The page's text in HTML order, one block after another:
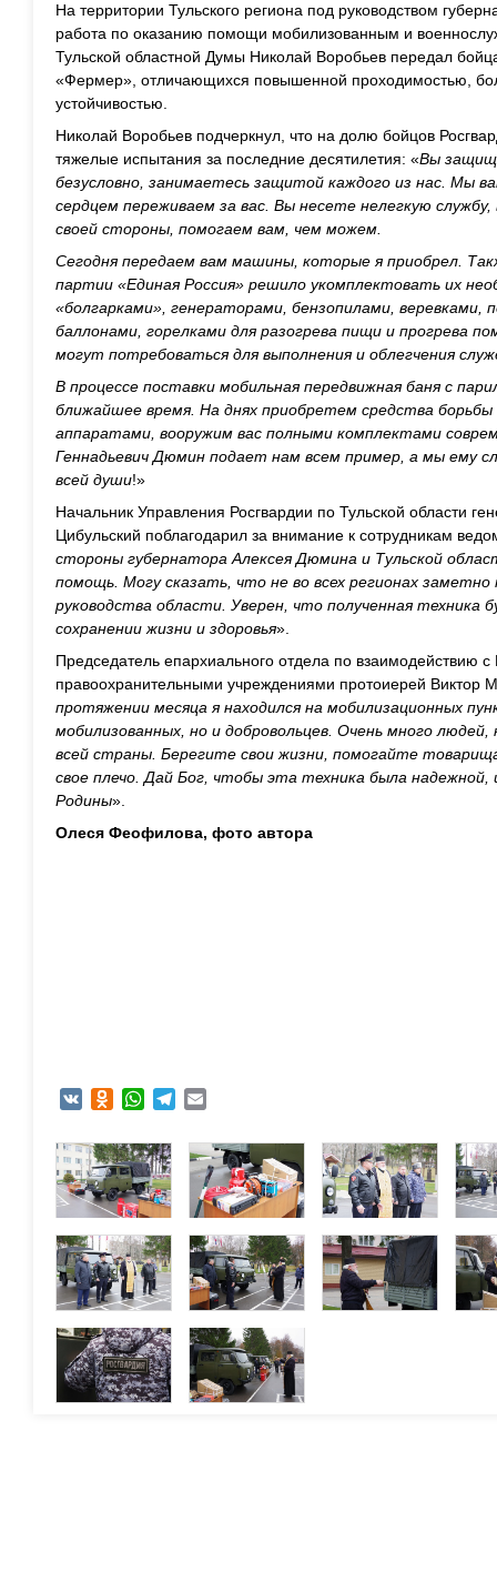
На территории Тульского региона под руководством
работа по оказанию помощи мобилизованным и
Тульской областной Думы Николай Воробьев передал
«Фермер», отличающихся повышенной проходимостью,
устойчивостью.
Николай Воробьев подчеркнул, что на долю бойцов
тяжелые испытания за последние десятилетия: «Вы
безусловно, занимаетесь защитой каждого из нас. Мы
сердцем переживаем за вас. Вы несете нелегкую
своей стороны, помогаем вам, чем можем.
Сегодня передаем вам машины, которые я приобрел.
партии «Единая Россия» решило укомплектовать их
«болгарками», генераторами, бензопилами, веревками,
баллонами, горелками для разогрева пищи и прогрева
могут потребоваться для выполнения и облегчения
В процессе поставки мобильная передвижная баня с
ближайшее время. На днях приобретем средства
аппаратами, вооружим вас полными комплектами
Геннадьевич Дюмин подает нам всем пример, а мы ему
всей души!»
Начальник Управления Росгвардии по Тульской области
Цибульский поблагодарил за внимание к сотрудникам
стороны губернатора Алексея Дюмина и Тульской
помощь. Могу сказать, что не во всех регионах
руководства области. Уверен, что полученная техника
сохранении жизни и здоровья».
Председатель епархиального отдела по взаимодействию
правоохранительными учреждениями протоиерей Виктор
протяжении месяца я находился на мобилизационных
мобилизованных, но и добровольцев. Очень много
всей страны. Берегите свои жизни, помогайте
свое плечо. Дай Бог, чтобы эта техника была надежной,
Родины».
Олеся Феофилова, фото автора
VK Odnoklassniki
WhatsAppTelegram